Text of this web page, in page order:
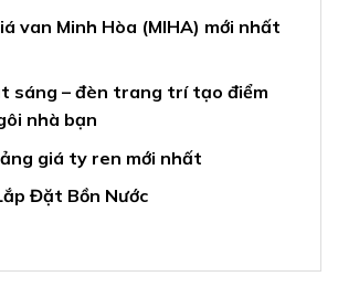
van Minh Hòa (MIHA) mới nhất
sáng – đèn trang trí tạo điểm
nhà bạn
giá ty ren mới nhất
Đặt Bồn Nước